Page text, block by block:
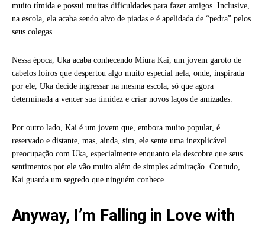
muito tímida e possui muitas dificuldades para fazer amigos. Inclusive,
na escola, ela acaba sendo alvo de piadas e é apelidada de “pedra” pelos
seus colegas.
Nessa época, Uka acaba conhecendo Miura Kai, um jovem garoto de
cabelos loiros que despertou algo muito especial nela, onde, inspirada
por ele, Uka decide ingressar na mesma escola, só que agora
determinada a vencer sua timidez e criar novos laços de amizades.
Por outro lado, Kai é um jovem que, embora muito popular, é
reservado e distante, mas, ainda, sim, ele sente uma inexplicável
preocupação com Uka, especialmente enquanto ela descobre que seus
sentimentos por ele vão muito além de simples admiração. Contudo,
Kai guarda um segredo que ninguém conhece.
Anyway, I’m Falling in Love with